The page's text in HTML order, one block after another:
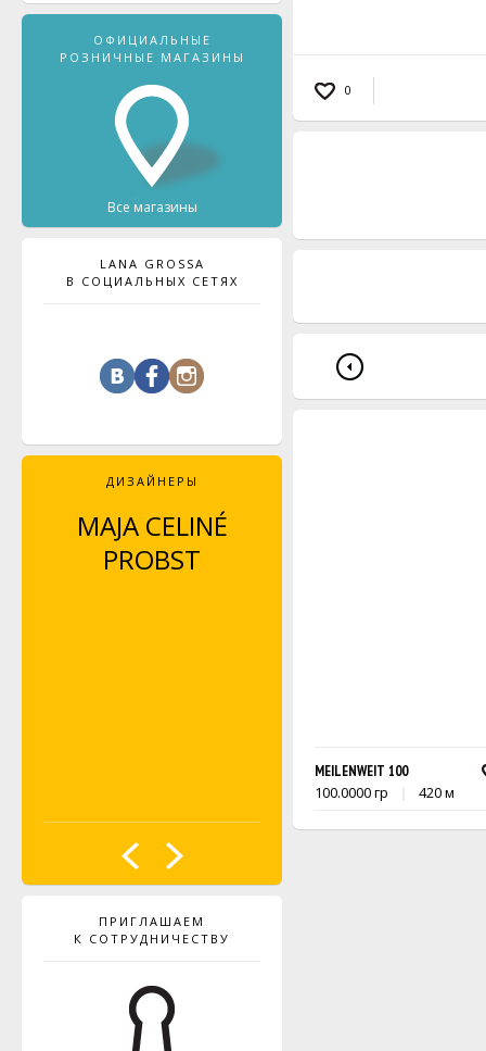
ОФИЦИАЛЬНЫЕ
РОЗНИЧНЫЕ МАГАЗИНЫ
Все магазины
LANA GROSSA
В СОЦИАЛЬНЫХ СЕТЯХ
ДИЗАЙНЕРЫ
MAJA CELINÉ
PROBST
ПРИГЛАШАЕМ
К СОТРУДНИЧЕСТВУ
0
MEILENWEIT 100
100.0000 гр 420 м